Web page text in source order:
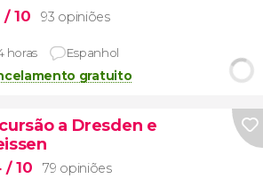
/ 10 93 opiniões
horas Espanhol
gratuito
a Dresden e
/ 10 79 opiniões